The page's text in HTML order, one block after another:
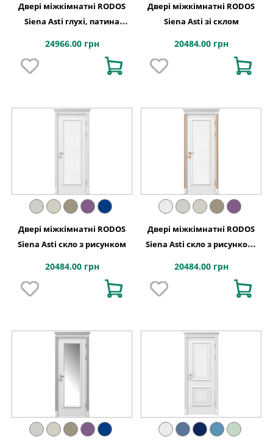
Двері міжкімнатні RODOS
Siena Asti глухі, патина
24966.00 грн
Двері міжкімнатні RODOS
Siena Asti зі склом
20484.00 грн
Двері міжкімнатні RODOS
Siena Asti скло з рисунком
20484.00 грн
Двері міжкімнатні RODOS
Siena Asti скло з рисунком,
20484.00 грн